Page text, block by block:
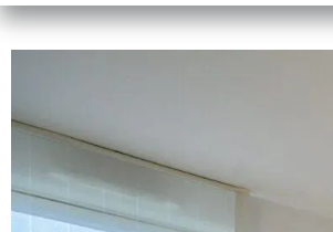
DEHIBA IMMOBILIER LILLE
59800 LILLE